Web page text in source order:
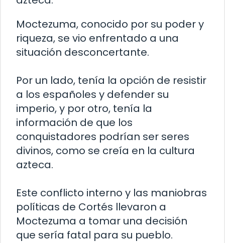
Moctezuma, conocido por su poder y
riqueza, se vio enfrentado a una
situación desconcertante.
Por un lado, tenía la opción de resistir
a los españoles y defender su
imperio, y por otro, tenía la
información de que los
conquistadores podrían ser seres
divinos, como se creía en la cultura
azteca.
Este conflicto interno y las maniobras
políticas de Cortés llevaron a
Moctezuma a tomar una decisión
que sería fatal para su pueblo.